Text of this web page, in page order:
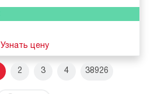
Узнать цену
2 3 4 38926